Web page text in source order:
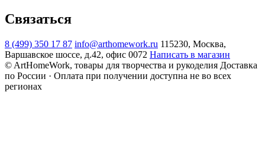
Связаться
8 (499) 350 17 87 info@arthomework.ru 115230, Москва,
Варшавское шоссе, д.42, офис 0072 Написать в магазин
© ArtHomeWork, товары для творчества и рукоделия Доставка
по России · Оплата при получении доступна не во всех
регионах